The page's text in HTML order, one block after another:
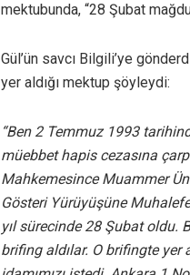
mektubunda, “28 Şubat
Gül’ün savcı Bilgili’ye
yer aldığı mektup şöyleydi:
“Ben 2 Temmuz 1993
müebbet hapis cezasına
Mahkemesince Muammer
Gösteri Yürüyüşüne
yıl sürecinde 28 Şubat oldu.
brifing aldılar. O brifingte yer